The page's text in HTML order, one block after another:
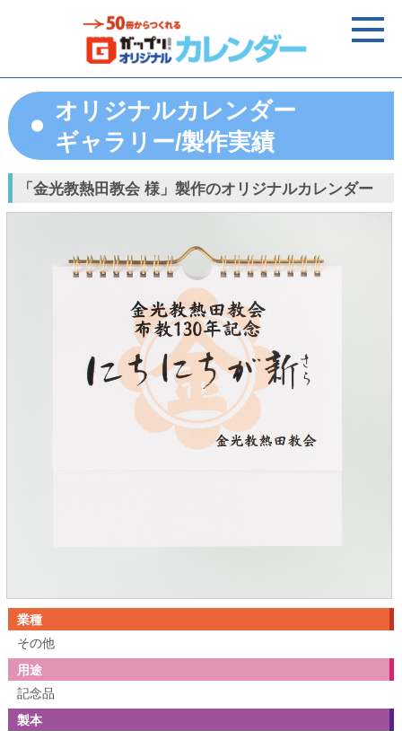
オリジナルカレンダー
ギャラリー/製作実績
「金光教熱田教会 様」製作のオリジナルカレンダー
業種
その他
用途
記念品
製本